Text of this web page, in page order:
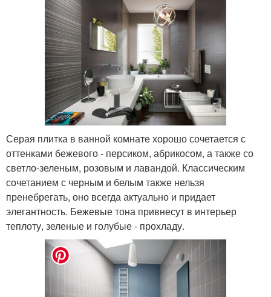
Серая плитка в ванной комнате хорошо сочетается с
оттенками бежевого - персиком, абрикосом, а также со
светло-зеленым, розовым и лавандой. Классическим
сочетанием с черным и белым также нельзя
пренебрегать, оно всегда актуально и придает
элегантность. Бежевые тона привнесут в интерьер
теплоту, зеленые и голубые - прохладу.